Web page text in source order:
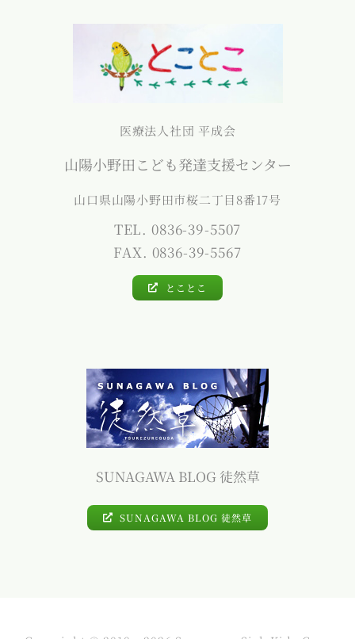
医療法人社団 平成会
山陽小野田こども発達支援センター
山口県山陽小野田市桜二丁目8番17号
TEL. 0836-39-5507
FAX. 0836-39-5567
とことこ
SUNAGAWA BLOG 徒然草
SUNAGAWA BLOG 徒然草